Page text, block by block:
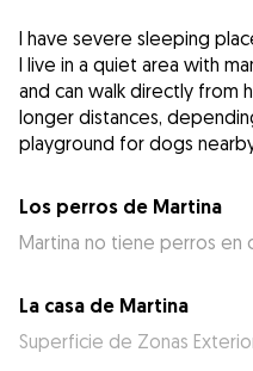
I have severe sleeping
I live in a quiet area with
and can walk directly from
longer distances,
playground for dogs
Los perros de Martina
Martina no tiene perros en
La casa de Martina
Superficie de Zonas